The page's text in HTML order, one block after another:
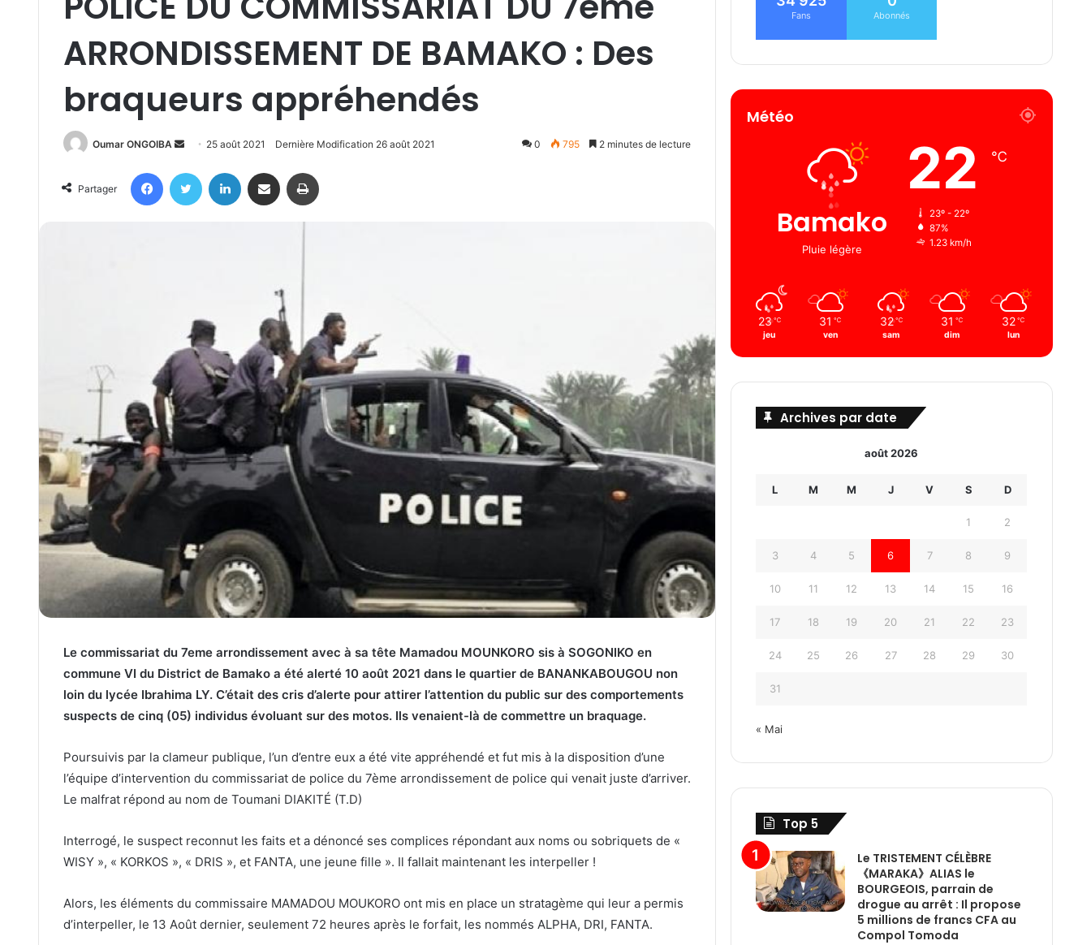
ARRONDISSEMENT DE BAMAKO : Des
braqueurs appréhendés
Oumar ONGOIBA
Send
email
25 août 2021 Dernière Modification 26 août 2021 0 795 2 minutes de lecture
Partager
FacebookTwitter Linkedin Partager par email
Le commissariat du 7eme arrondissement avec à sa tête Mamadou MOUNKORO sis à SOGONIKO en
commune VI du District de Bamako a été alerté 10 août 2021 dans le quartier de BANANKABOUGOU non
loin du lycée Ibrahima LY. C’était des cris d’alerte pour attirer l’attention du public sur des comportements
suspects de cinq (05) individus évoluant sur des motos. Ils venaient-là de commettre un braquage.
Poursuivis par la clameur publique, l’un d’entre eux a été vite appréhendé et fut mis à la disposition d’une
l’équipe d’intervention du commissariat de police du 7ème arrondissement de police qui venait juste d’arriver.
Le malfrat répond au nom de Toumani DIAKITÉ (T.D)
Interrogé, le suspect reconnut les faits et a dénoncé ses complices répondant aux noms ou sobriquets de «
WISY », « KORKOS », « DRIS », et FANTA, une jeune fille ». Il fallait maintenant les interpeller !
Alors, les éléments du commissaire MAMADOU MOUKORO ont mis en place un stratagème qui leur a permis
d’interpeller, le 13 Août dernier, seulement 72 heures après le forfait, les nommés ALPHA, DRI, FANTA.
Fans Abonnés
Météo
Bamako
Pluie légère
22 ℃
23º - 22º
87%
1.23 km/h
23 ℃
jeu
31 ℃
ven
32 ℃
sam
31 ℃
dim
32 ℃
lun
Archives par date
août 2026
L M M J V S D
1 2
3 4 5 6 7 8 9
10 11 12 13 14 15 16
17 18 19 20 21 22 23
24 25 26 27 28 29 30
31
« Mai
Top 5
Le TRISTEMENT CÉLÈBRE
《MARAKA》ALIAS le
BOURGEOIS, parrain de
drogue au arrêt : Il propose
5 millions de francs CFA au
Compol Tomoda